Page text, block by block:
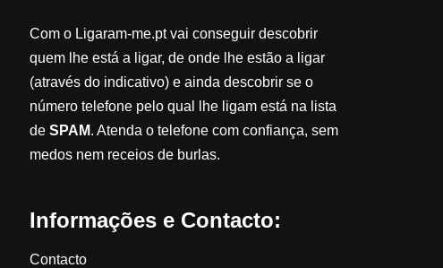
Com o Ligaram-me.pt vai conseguir descobrir
quem lhe está a ligar, de onde lhe estão a ligar
(através do indicativo) e ainda descobrir se o
número telefone pelo qual lhe ligam está na lista
de SPAM. Atenda o telefone com confiança, sem
medos nem receios de burlas.
Informações e Contacto:
Contacto